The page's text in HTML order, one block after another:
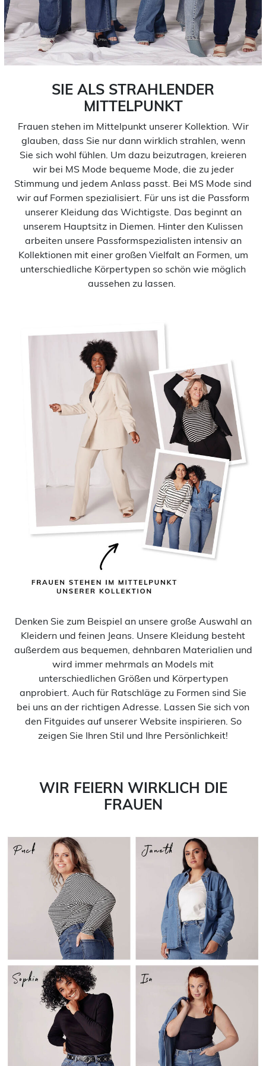
SIE ALS STRAHLENDER
MITTELPUNKT
Frauen stehen im Mittelpunkt unserer Kollektion. Wir
glauben, dass Sie nur dann wirklich strahlen, wenn
Sie sich wohl fühlen. Um dazu beizutragen, kreieren
wir bei MS Mode bequeme Mode, die zu jeder
Stimmung und jedem Anlass passt. Bei MS Mode sind
wir auf Formen spezialisiert. Für uns ist die Passform
unserer Kleidung das Wichtigste. Das beginnt an
unserem Hauptsitz in Diemen. Hinter den Kulissen
arbeiten unsere Passformspezialisten intensiv an
Kollektionen mit einer großen Vielfalt an Formen, um
unterschiedliche Körpertypen so schön wie möglich
aussehen zu lassen.
Denken Sie zum Beispiel an unsere große Auswahl an
Kleidern und feinen Jeans. Unsere Kleidung besteht
außerdem aus bequemen, dehnbaren Materialien und
wird immer mehrmals an Models mit
unterschiedlichen Größen und Körpertypen
anprobiert. Auch für Ratschläge zu Formen sind Sie
bei uns an der richtigen Adresse. Lassen Sie sich von
den Fitguides auf unserer Website inspirieren. So
zeigen Sie Ihren Stil und Ihre Persönlichkeit!
WIR FEIERN WIRKLICH DIE
FRAUEN